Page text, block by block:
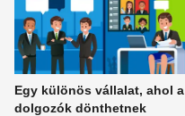
Egy különös vállalat, ahol a
dolgozók dönthetnek